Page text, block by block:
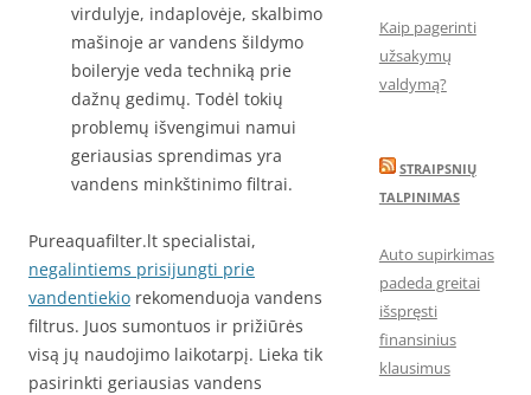
virdulyje, indaplovėje, skalbimo
mašinoje ar vandens šildymo
boileryje veda techniką prie
dažnų gedimų. Todėl tokių
problemų išvengimui namui
geriausias sprendimas yra
vandens minkštinimo filtrai.
Pureaquafilter.lt specialistai,
negalintiems prisijungti prie
vandentiekio rekomenduoja vandens
filtrus. Juos sumontuos ir prižiūrės
visą jų naudojimo laikotarpį. Lieka tik
pasirinkti geriausias vandens
Kaip pagerinti
užsakymų
valdymą?
STRAIPSNIŲ
TALPINIMAS
Auto supirkimas
padeda greitai
išspręsti
finansinius
klausimus